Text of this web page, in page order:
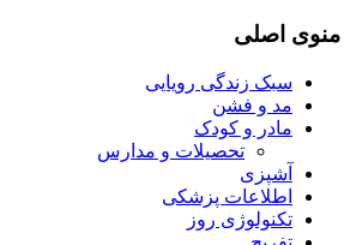
منوی اصلی
سبک زندگی رویایی
مد و فشن
مادر و کودک
تحصیلات و مدارس
آشپزی
اطلاعات پزشکی
تکنولوژی روز